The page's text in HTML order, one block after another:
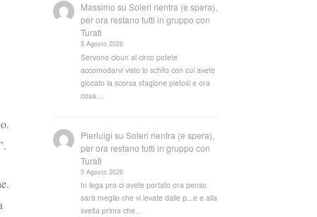
Massimo suSoleri rientra (e spera),
per ora restano tutti in gruppo con
Turati
5 Agosto 2026
Servono cloun al circo potete
accomodarvi visto lo schifo con cui avete
giocato la scorsa stagione pietosi e ora
cosa…
Pierluigi suSoleri rientra (e spera),
per ora restano tutti in gruppo con
Turati
5 Agosto 2026
In lega pro ci avete portato ora penso
sarà meglio che vi levate dalle p...e e alla
svelta prima che…